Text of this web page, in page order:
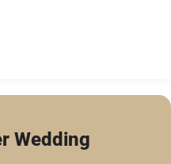
Wedding